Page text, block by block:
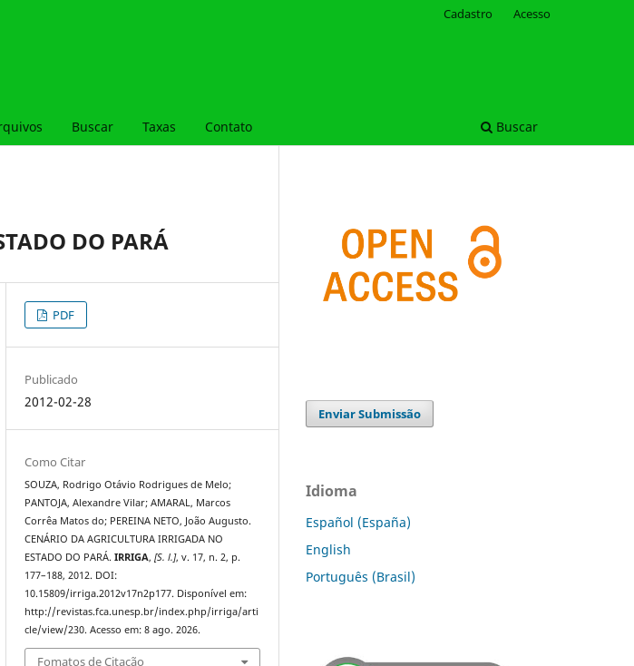
Buscar Taxas Contato Buscar
Cadastro Acesso
DO PARÁ
PDF
Publicado
2012-02-28
Como Citar
SOUZA, Rodrigo Otávio Rodrigues de Melo;
PANTOJA, Alexandre Vilar; AMARAL, Marcos
Corrêa Matos do; PEREINA NETO, João Augusto.
CENÁRIO DA AGRICULTURA IRRIGADA NO
ESTADO DO PARÁ.IRRIGA,[S. l.], v. 17, n. 2, p.
177–188, 2012. DOI:
10.15809/irriga.2012v17n2p177. Disponível em:
http://revistas.fca.unesp.br/index.php/irriga/arti
cle/view/230. Acesso em: 8 ago. 2026.
Fomatos de Citação
Enviar Submissão
Idioma
Español (España)
English
Português (Brasil)